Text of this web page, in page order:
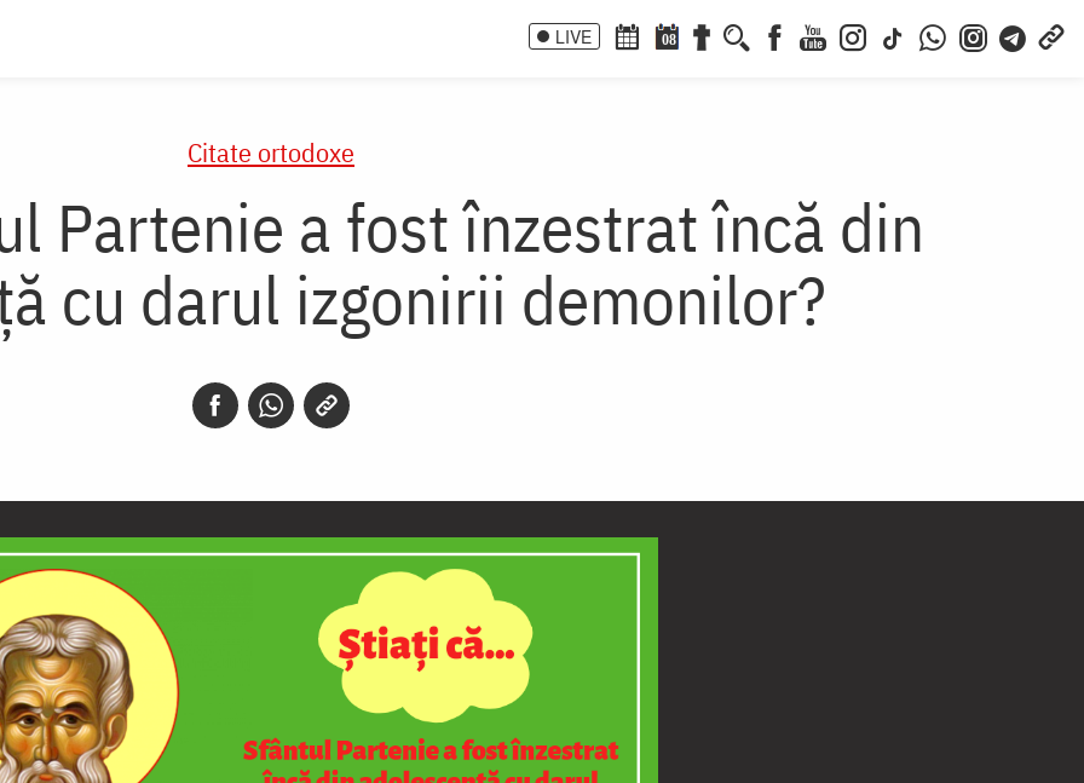
LIVE 08
Citate ortodoxe
Partenie a fost înzestrat încă din
cu darul izgonirii demonilor?